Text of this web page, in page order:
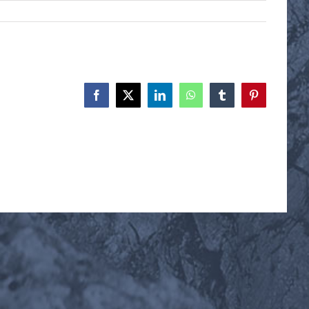
Facebook
X LinkedInWhatsAppTumblrPinterest